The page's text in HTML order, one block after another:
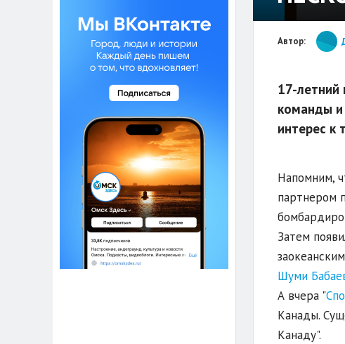
Автор:
17-летний
команды и
интерес к
Напомним,
партнером
Затем
Шуми
А вчера "
Канады.
Канаду".